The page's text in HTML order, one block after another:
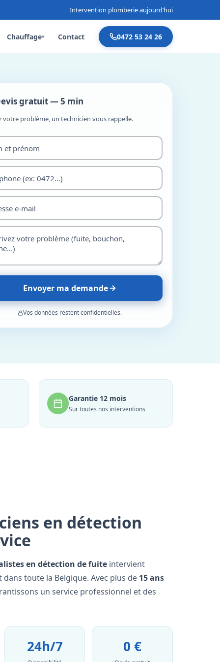
Intervention plomberie aujourd’hui
Chauffage▾ Contact 0472 53 24 26
gratuit — 5 min
votre problème, un technicien vous rappelle.
Envoyer ma demande
Vos données restent confidentielles.
Garantie 12 mois
Sur toutes nos interventions
en détection
en détection de fuite intervient
toute la Belgique. Avec plus de 15 ans
un service professionnel et des
24h/7 0 €